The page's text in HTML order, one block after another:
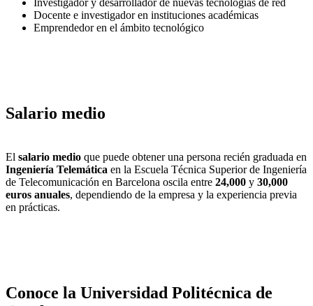
Investigador y desarrollador de nuevas tecnologías de red
Docente e investigador en instituciones académicas
Emprendedor en el ámbito tecnológico
Salario medio
El salario medio que puede obtener una persona recién graduada en
Ingeniería Telemática en la Escuela Técnica Superior de Ingeniería
de Telecomunicación en Barcelona oscila entre 24,000 y 30,000
euros anuales, dependiendo de la empresa y la experiencia previa
en prácticas.
Conoce la Universidad Politécnica de